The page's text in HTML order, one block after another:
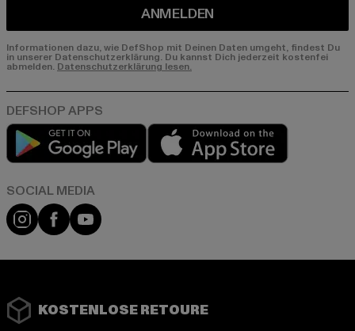
ANMELDEN
Informationen dazu, wie DefShop mit Deinen Daten umgeht, findest Du
in unserer Datenschutzerklärung. Du kannst Dich jederzeit kostenfei
abmelden. Datenschutzerklärung lesen.
Play market
Instagram
FacebookYouTube
KOSTENLOSE RETOURE